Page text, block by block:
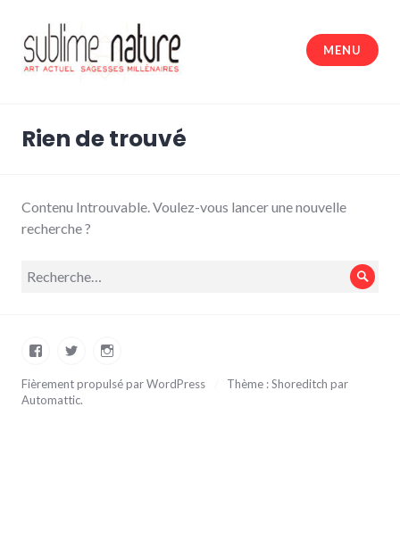
contenu
principal
MENU
Rien de trouvé
Contenu Introuvable. Voulez-vous lancer une nouvelle
recherche ?
Recherche
FacebookTwitterInstagram
Fièrement propulsé par WordPress
Thème : Shoreditch par
Automattic.